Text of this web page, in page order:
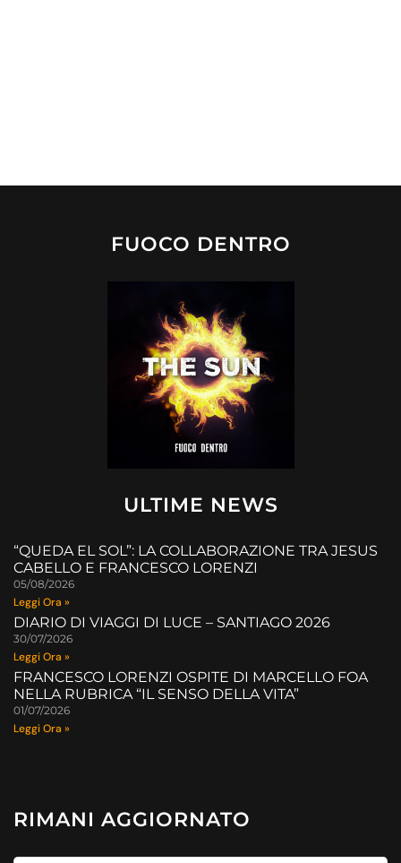
FUOCO DENTRO
ULTIME NEWS
“QUEDA EL SOL”: LA COLLABORAZIONE TRA JESUS
CABELLO E FRANCESCO LORENZI
05/08/2026
Leggi Ora »
DIARIO DI VIAGGI DI LUCE – SANTIAGO 2026
30/07/2026
Leggi Ora »
FRANCESCO LORENZI OSPITE DI MARCELLO FOA
NELLA RUBRICA “IL SENSO DELLA VITA”
01/07/2026
Leggi Ora »
RIMANI AGGIORNATO